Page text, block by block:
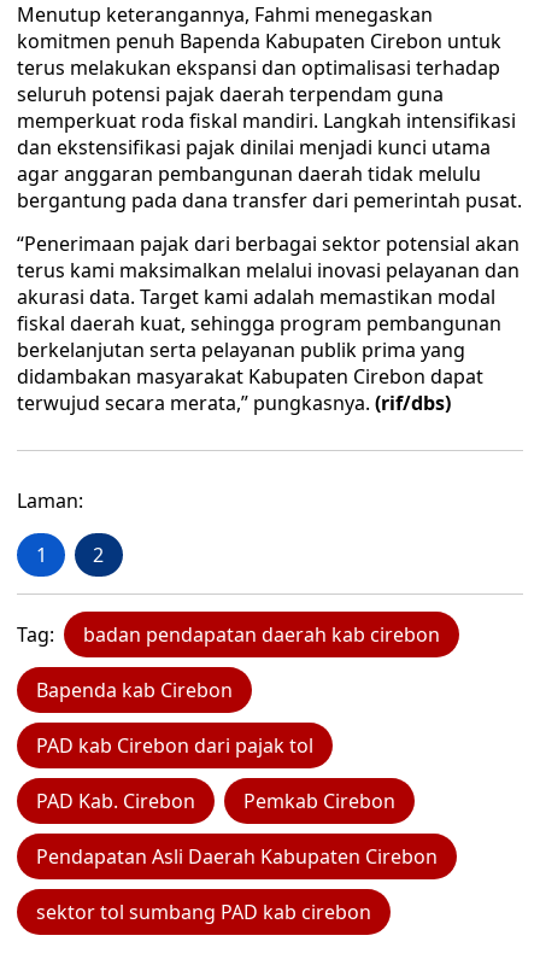
Menutup keterangannya, Fahmi menegaskan
komitmen penuh Bapenda Kabupaten Cirebon untuk
terus melakukan ekspansi dan optimalisasi terhadap
seluruh potensi pajak daerah terpendam guna
memperkuat roda fiskal mandiri. Langkah intensifikasi
dan ekstensifikasi pajak dinilai menjadi kunci utama
agar anggaran pembangunan daerah tidak melulu
bergantung pada dana transfer dari pemerintah pusat.
“Penerimaan pajak dari berbagai sektor potensial akan
terus kami maksimalkan melalui inovasi pelayanan dan
akurasi data. Target kami adalah memastikan modal
fiskal daerah kuat, sehingga program pembangunan
berkelanjutan serta pelayanan publik prima yang
didambakan masyarakat Kabupaten Cirebon dapat
terwujud secara merata,” pungkasnya. (rif/dbs)
Laman:
1 2
Tag: badan pendapatan daerah kab cirebon
Bapenda kab Cirebon
PAD kab Cirebon dari pajak tol
PAD Kab. Cirebon Pemkab Cirebon
Pendapatan Asli Daerah Kabupaten Cirebon
sektor tol sumbang PAD kab cirebon